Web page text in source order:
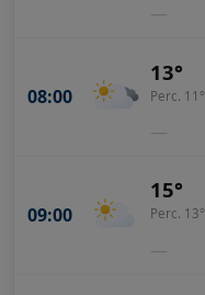
—
08:00
13°
Perc. 11°
—
09:00
15°
Perc. 13°
—